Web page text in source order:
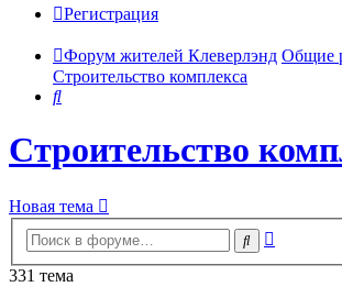
Регистрация
Форум жителей Клеверлэнд Общие
Строительство комплекса
Поиск
Строительство
Новая тема
Поиск
331 тема